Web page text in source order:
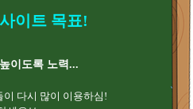
국어/영어
과학
수학/국어
김** 영어
이트 목표!
이도록 노력...
다시 많이 이용하심!